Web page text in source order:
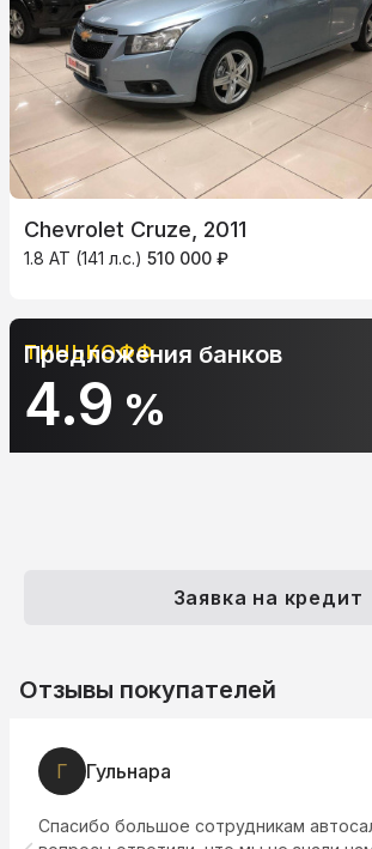
Chevrolet Cruze, 2011
1.8 AT (141 л.с.) 510 000 ₽
ТИНЬКОФФ
4.9 %
Предложения банков
Заявка на кредит
Отзывы покупателей
Г Гульнара
Спасибо большое сотрудникам